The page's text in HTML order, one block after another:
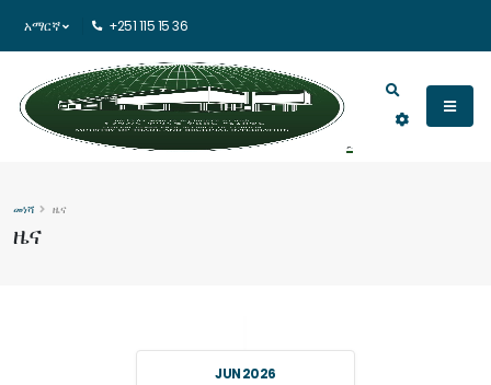
አማርኛ +251 115 15 36
ዜና
መነሻ ዜና
JUN 2026